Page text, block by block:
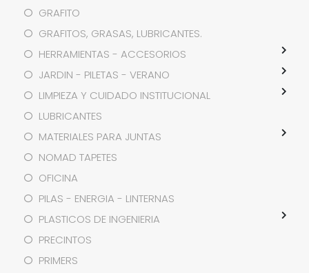
GRAFITO
GRAFITOS, GRASAS, LUBRICANTES.
HERRAMIENTAS - ACCESORIOS
JARDIN - PILETAS - VERANO
LIMPIEZA Y CUIDADO INSTITUCIONAL
LUBRICANTES
MATERIALES PARA JUNTAS
NOMAD TAPETES
OFICINA
PILAS - ENERGIA - LINTERNAS
PLASTICOS DE INGENIERIA
PRECINTOS
PRIMERS